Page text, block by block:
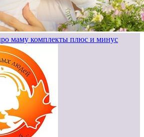
маму комплекты плюс и минус